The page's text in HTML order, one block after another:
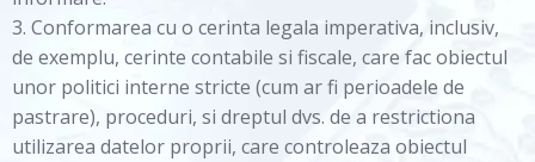
3. Conformarea cu o cerinta legala imperativa, inclusiv,
de exemplu, cerinte contabile si fiscale, care fac obiectul
unor politici interne stricte (cum ar fi perioadele de
pastrare), proceduri, si dreptul dvs. de a restrictiona
utilizarea datelor proprii, care controleaza obiectul